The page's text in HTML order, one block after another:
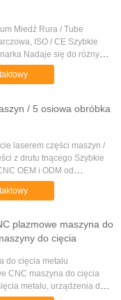
Miedź Rura / Tube
ISO / CE Szybkie
Nadaje się do różnych
stal nierdzewna,
i ...
/ 5 osiowa obróbka
laserem części maszyn /
z drutu tnącego Szybkie
OEM i ODM od
ISO 9001: 2008
projektowy i ...
plazmowe maszyna do
do cięcia
do cięcia metalu
CNC maszyna do cięcia
metalu, urządzenia do